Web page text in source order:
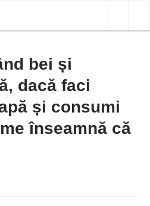
bei și
dacă faci
și consumi
înseamnă că